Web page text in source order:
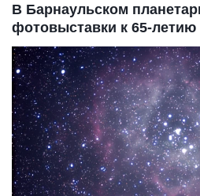
В Барнаульском
фотовыставки к 65-летию